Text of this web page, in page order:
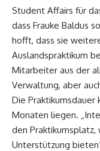
Student Affairs für
dass Frauke Baldus
hofft, dass sie
Auslandspraktikum
Mitarbeiter aus der
Verwaltung, aber
Die Praktikumsdauer
Monaten liegen.
den Praktikumsplatz,
Unterstützung